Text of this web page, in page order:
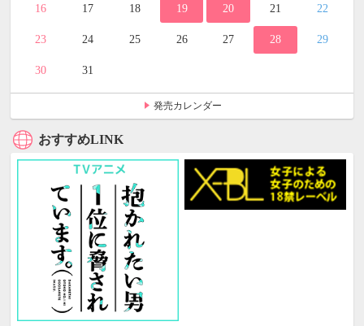
16 17 18 19 20 21 22
23 24 25 26 27 28 29
30 31
発売カレンダー
おすすめLINK